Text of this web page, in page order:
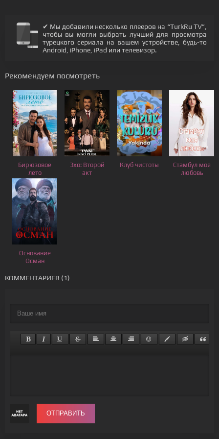
✔ Мы добавили несколько плееров на “TurkRu TV”,
чтобы вы могли выбрать лучший для просмотра
турецкого сериала на вашем устройстве, будь-то
Android, iPhone, iPad или телевизор.
Рекомендуем посмотреть
Бирюзовое
лето
Эхо: Второй
акт
Клуб чистоты
Стамбул моя
любовь
Основание
Осман
КОММЕНТАРИЕВ (1)
ОТПРАВИТЬ